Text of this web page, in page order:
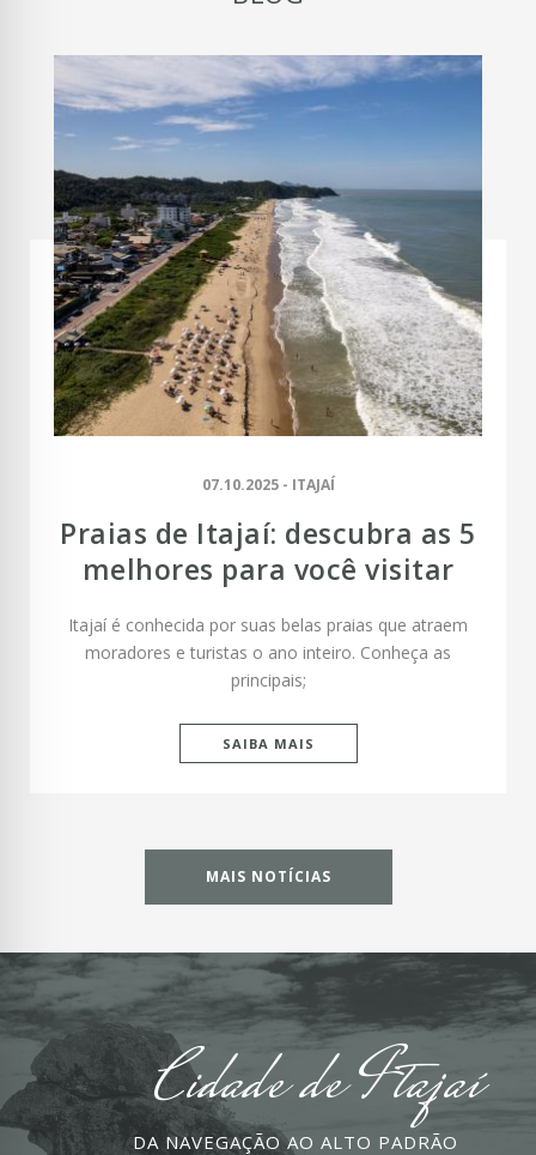
07.10.2025 - ITAJAÍ
Praias de Itajaí: descubra as 5
melhores para você visitar
Itajaí é conhecida por suas belas praias que atraem
moradores e turistas o ano inteiro. Conheça as
principais;
SAIBA MAIS
MAIS NOTÍCIAS
Cidade de Itajaí
DA NAVEGAÇÃO AO ALTO PADRÃO